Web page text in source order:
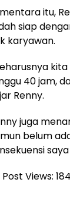
itu,
siap
karyawan.
40 jam,
Renny.
juga
belum
Post Views: 184